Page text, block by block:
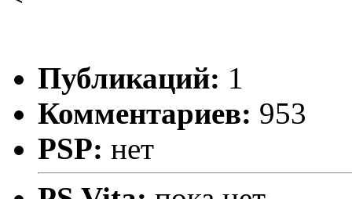
Публикаций: 1
Комментариев: 953
PSP: нет